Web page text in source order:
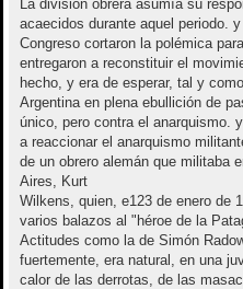
La división obrera asumía su
acaecidos durante aquel periodo.
Congreso cortaron la polémica
entregaron a reconstituir el
hecho, y era de esperar, tal y
Argentina en plena ebullición de
único, pero contra el anarquismo.
a reaccionar el anarquismo
de un obrero alemán que militaba
Aires, Kurt
Wilkens, quien, e123 de enero de
varios balazos al "héroe de la
Actitudes como la de Simón
fuertemente, era natural, en una
calor de las derrotas, de las